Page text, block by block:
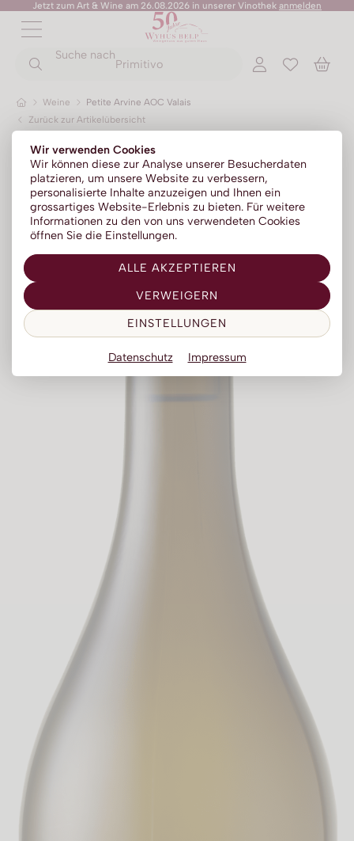
Wir verwenden Cookies
Wir können diese zur Analyse unserer Besucherdaten
platzieren, um unsere Website zu verbessern,
personalisierte Inhalte anzuzeigen und Ihnen ein
grossartiges Website-Erlebnis zu bieten. Für weitere
Informationen zu den von uns verwendeten Cookies
öffnen Sie die Einstellungen.
ALLE AKZEPTIEREN
VERWEIGERN
EINSTELLUNGEN
Datenschutz Impressum
Jetzt zum Art & Wine am 26.08.2026 in unserer Vinothek anmelden
Suche nach
Primitivo
Weine
Petite Arvine AOC Valais
Zurück zur Artikelübersicht
ZURÜCK
Champagner
Prosecco
Franciacorta
Sparkling
Méthode traditionelle
ZURÜCK
Portwein
Absinth
Aperitif | Bitter
Calvados
Cognac | Armagnac
Gin
Grappa | Tresterbrand
Likör
Obstbrand
ZURÜCK
No Alc - Sparkling
No Alc - Stillwein
No Alc - Aperitif
No Alc - RTD Mixgetränke
Low Alc - Sparkling
Low Alc - Stillwein
ZURÜCK
Sommer-Sale
ZURÜCK
Senza Parole
Kylie Minogue Wines
Elton John Zero
AZZERIO
Tosone
Mavrio
Silentium